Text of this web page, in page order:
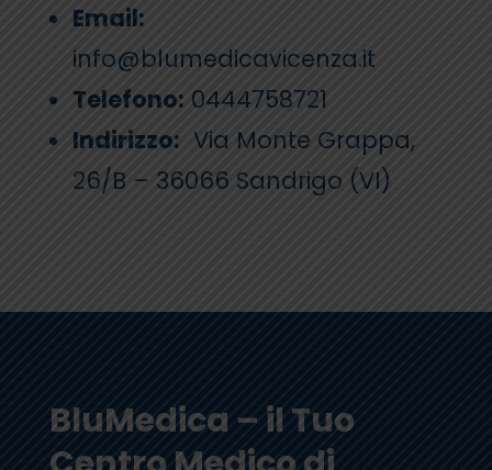
Email:
info@blumedicavicenza.it
Telefono: 0444758721
Indirizzo: Via Monte Grappa,
26/B – 36066 Sandrigo (VI)
BluMedica – il Tuo